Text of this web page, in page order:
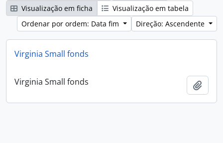
Visualização em ficha
Visualização em tabela
Ordenar por ordem: Data fim
Direção: Ascendente
Virginia Small fonds
Virginia Small fonds